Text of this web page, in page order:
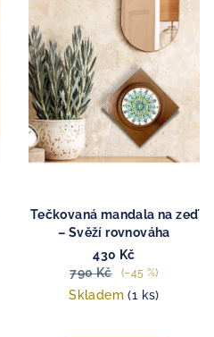
Tečkovaná mandala na zeď
– Svěží rovnováha
430 Kč
790 Kč
(–45 %)
Skladem(1 ks)